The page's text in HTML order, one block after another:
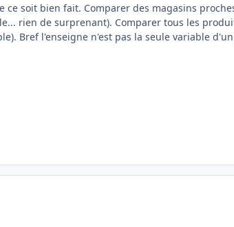
ce soit bien fait. Comparer des magasins
rien de surprenant). Comparer tous les
Bref l'enseigne n'est pas la seule variable